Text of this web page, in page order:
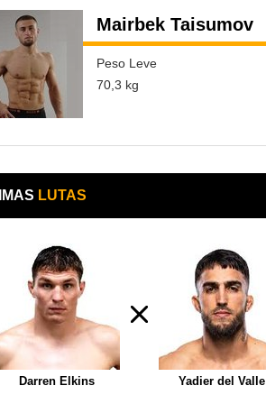
Mairbek Taisumov
Peso Leve
70,3 kg
LUTAS
Darren Elkins Yadier del Valle